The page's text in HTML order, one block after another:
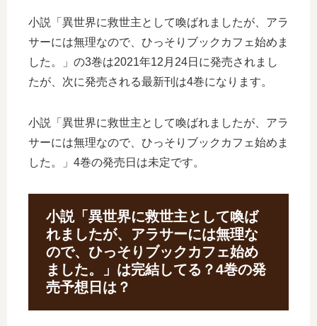
小説「異世界に救世主として喚ばれましたが、アラ
サーには無理なので、ひっそりブックカフェ始めま
した。」の3巻は2021年12月24日に発売されまし
たが、次に発売される最新刊は4巻になります。
小説「異世界に救世主として喚ばれましたが、アラ
サーには無理なので、ひっそりブックカフェ始めま
した。」4巻の発売日は未定です。
小説「異世界に救世主として喚ば
れましたが、アラサーには無理な
ので、ひっそりブックカフェ始め
ました。」は完結してる？4巻の発
売予想日は？